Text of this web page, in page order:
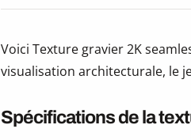
Voici Texture gravier 2K
visualisation architecturale, le
Spécifications de la